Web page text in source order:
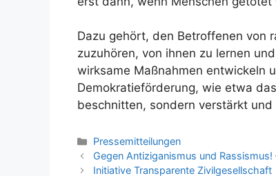
Dazu gehört, den Betroffenen von
zuzuhören, von ihnen zu lernen
wirksame Maßnahmen entwickeln
Demokratieförderung, wie etwa
beschnitten, sondern verstärkt und
Kategorien
Pressemitteilungen
Gegen Antiziganismus und
Initiative Transparente Zivilgesellschaft